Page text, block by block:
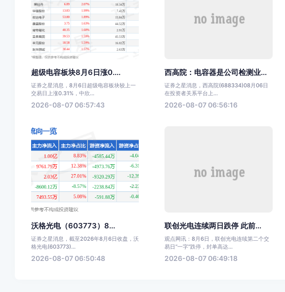
超级电容板块8月6日涨0....
证券之星消息，8月6日超级电容板块较上一
交易日上涨0.31%，中欣...
2026-08-07 06:57:43
西高院：电容器是公司检测业...
证券之星消息，西高院(688334)08月06日
在投资者关系平台上...
2026-08-07 06:56:16
沃格光电（603773）8...
证券之星消息，截至2026年8月6日收盘，沃
格光电(603773)...
2026-08-07 06:50:48
联创光电连续两日跌停 此前...
观点网讯：8月6日，联创光电连续第二个交
易日“一字”跌停，封单高达...
2026-08-07 06:49:18